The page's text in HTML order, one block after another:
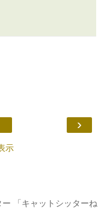
›
示
「キャットシッターね